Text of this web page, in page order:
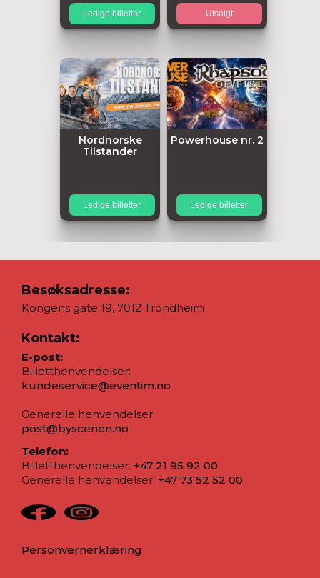
Ledige billetter Utsolgt
Nordnorske
Tilstander
Ledige billetter
Powerhouse nr. 2
Ledige billetter
Besøksadresse:
Kongens gate 19, 7012 Trondheim
Kontakt:
E-post:
Billetthenvendelser:
kundeservice@eventim.no
Generelle henvendelser:
post@byscenen.no
Telefon:
Billetthenvendelser: +47 21 95 92 00
Generelle henvendelser: +47 73 52 52 00
Personvernerklæring